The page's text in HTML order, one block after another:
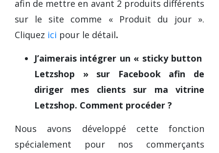
afin de mettre en avant 2 produits différents
sur le site comme « Produit du jour ».
Cliquez ici pour le détail.
J’aimerais intégrer un « sticky button
Letzshop » sur Facebook afin de
diriger mes clients sur ma vitrine
Letzshop. Comment procéder ?
Nous avons développé cette fonction
spécialement pour nos commerçants